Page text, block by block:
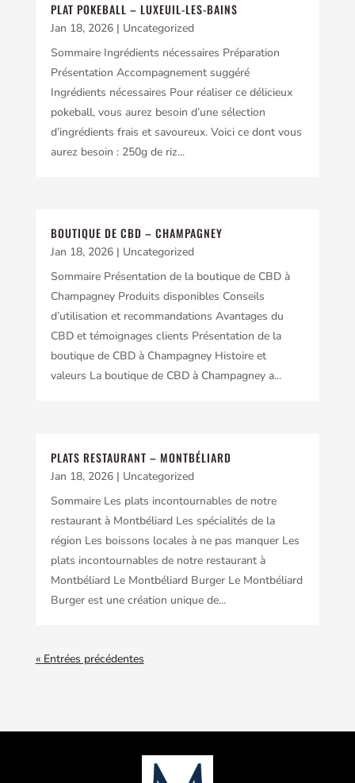
PLAT POKEBALL – LUXEUIL-LES-BAINS
Jan 18, 2026| Uncategorized
Sommaire Ingrédients nécessaires Préparation
Présentation Accompagnement suggéré
Ingrédients nécessaires Pour réaliser ce délicieux
pokeball, vous aurez besoin d’une sélection
d’ingrédients frais et savoureux. Voici ce dont vous
aurez besoin : 250g de riz...
BOUTIQUE DE CBD – CHAMPAGNEY
Jan 18, 2026| Uncategorized
Sommaire Présentation de la boutique de CBD à
Champagney Produits disponibles Conseils
d’utilisation et recommandations Avantages du
CBD et témoignages clients Présentation de la
boutique de CBD à Champagney Histoire et
valeurs La boutique de CBD à Champagney a...
PLATS RESTAURANT – MONTBÉLIARD
Jan 18, 2026| Uncategorized
Sommaire Les plats incontournables de notre
restaurant à Montbéliard Les spécialités de la
région Les boissons locales à ne pas manquer Les
plats incontournables de notre restaurant à
Montbéliard Le Montbéliard Burger Le Montbéliard
Burger est une création unique de...
« Entrées précédentes